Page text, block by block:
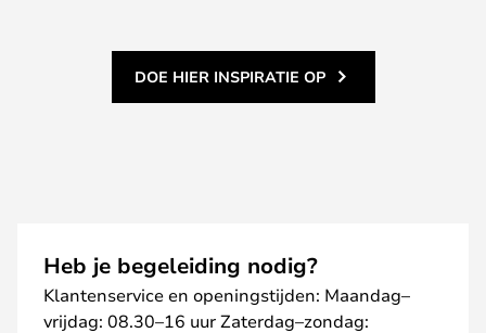
DOE HIER INSPIRATIE OP
Heb je begeleiding nodig?
Klantenservice en openingstijden: Maandag–
vrijdag: 08.30–16 uur Zaterdag–zondag: